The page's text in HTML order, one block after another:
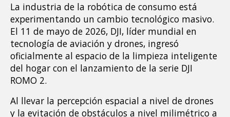
La industria de la robótica de consumo está
experimentando un cambio tecnológico masivo.
El 11 de mayo de 2026, DJI, líder mundial en
tecnología de aviación y drones, ingresó
oficialmente al espacio de la limpieza inteligente
del hogar con el lanzamiento de la serie DJI
ROMO 2.
Al llevar la percepción espacial a nivel de drones
y la evitación de obstáculos a nivel milimétrico a